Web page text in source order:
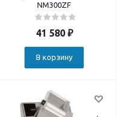
NM300ZF
41 580₽
В корзину